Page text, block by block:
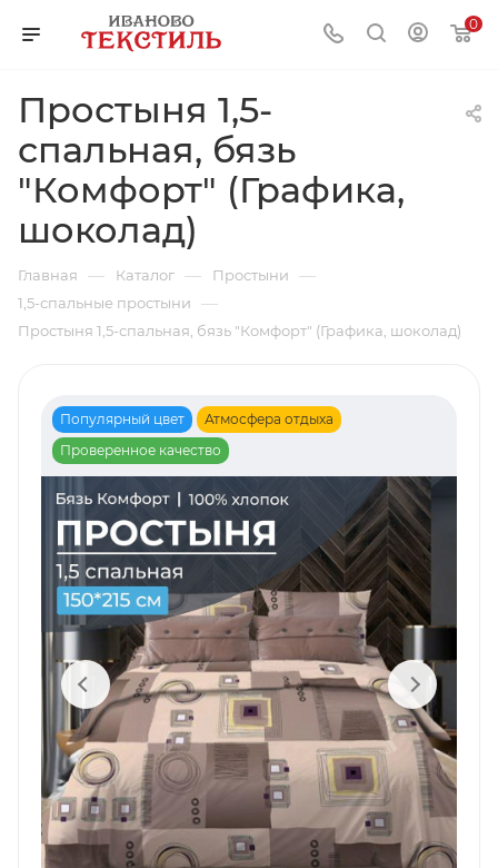
0
Простыня 1,5-
спальная, бязь
"Комфорт" (Графика,
шоколад)
Главная — Каталог — Простыни —
1,5-спальные простыни —
Простыня 1,5-спальная, бязь "Комфорт" (Графика, шоколад)
Популярный цвет
Атмосфера отдыха
Проверенное качество